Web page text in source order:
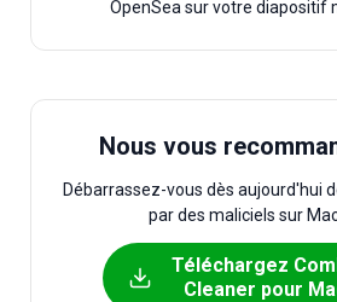
OpenSea sur votre diapositif
Nous vous
Débarrassez-vous dès aujourd'hui
par des maliciels sur
Téléchargez
Cleaner pour